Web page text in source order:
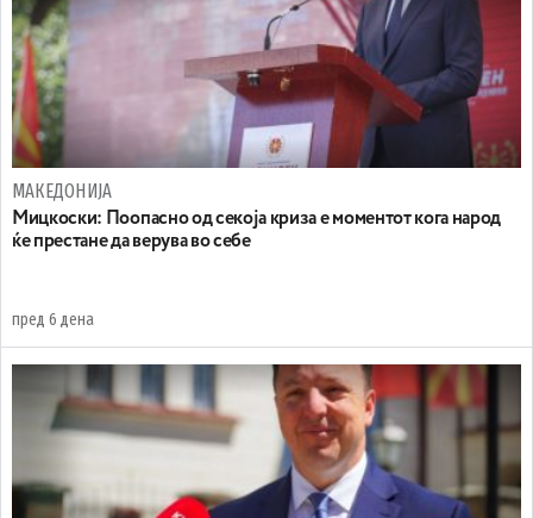
МАКЕДОНИЈА
Мицкоски: Поопасно од секоја криза е моментот кога народ
ќе престане да верува во себе
пред 6 дена